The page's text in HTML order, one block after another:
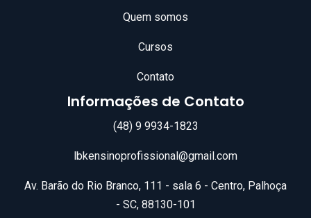
Quem somos
Cursos
Contato
Informações de Contato
(48) 9 9934-1823
lbkensinoprofissional@gmail.com
Av. Barão do Rio Branco, 111 - sala 6 - Centro, Palhoça
- SC, 88130-101